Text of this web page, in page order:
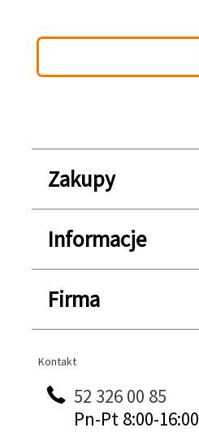
Zakupy
Informacje
Firma
Kontakt
Kontakt
52 326 00 85
Pn-Pt 8:00-16:00